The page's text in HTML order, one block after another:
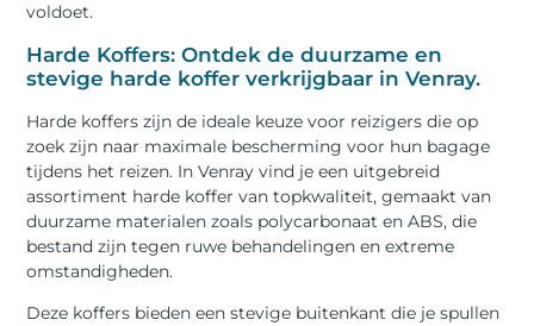
voldoet.
Harde Koffers: Ontdek de duurzame en
stevige harde koffer verkrijgbaar in Venray.
Harde koffers zijn de ideale keuze voor reizigers die op
zoek zijn naar maximale bescherming voor hun bagage
tijdens het reizen. In Venray vind je een uitgebreid
assortiment harde koffer van topkwaliteit, gemaakt van
duurzame materialen zoals polycarbonaat en ABS, die
bestand zijn tegen ruwe behandelingen en extreme
omstandigheden.
Deze koffers bieden een stevige buitenkant die je spullen